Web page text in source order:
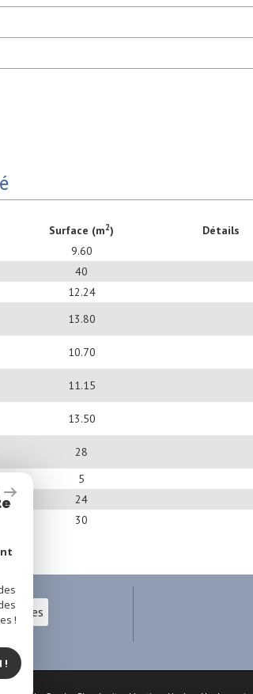
Surface (m2)
Détails
9.60
40
12.24
13.80
10.70
11.15
13.50
28
5
24
30
!
!